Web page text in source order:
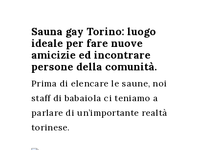
Sauna gay Torino: luogo
ideale per fare nuove
amicizie ed incontrare
persone della comunità.
Prima di elencare le saune, noi
staff di babaiola ci teniamo a
parlare di un’importante realtà
torinese.